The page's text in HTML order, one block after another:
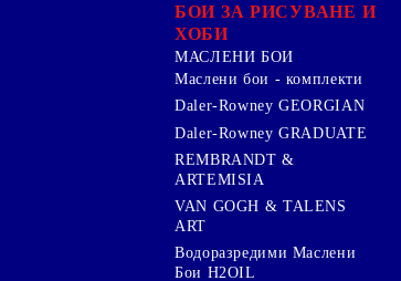
БОИ ЗА РИСУВАНЕ И
ХОБИ
МАСЛЕНИ БОИ
Маслени бои - комплекти
Daler-Rowney GEORGIAN
Daler-Rowney GRADUATE
REMBRANDT &
ARTEMISIA
VAN GOGH & TALENS
ART
Водоразредими Маслени
Бои H2OIL